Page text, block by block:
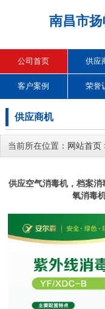
南昌市
公司首页 供应
客户案例 荣誉
供应商机
当前所在位置： 网站首页
供应空气消毒机，档案
氧消毒